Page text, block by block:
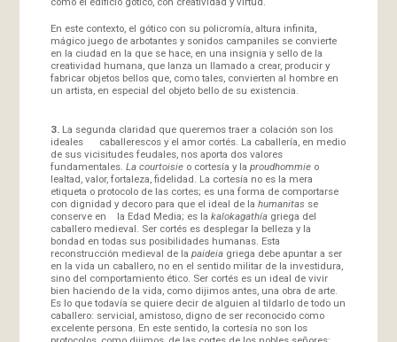
En este contexto, el gótico con su policromía, altura infinita,
mágico juego de arbotantes y sonidos campaniles se convierte
en la ciudad en la que se hace, en una insignia y sello de la
creatividad humana, que lanza un llamado a crear, producir y
fabricar objetos bellos que, como tales, convierten al hombre en
un artista, en especial del objeto bello de su existencia.
3. La segunda claridad que queremos traer a colación son los
ideales caballerescos y el amor cortés. La caballería, en medio
de sus vicisitudes feudales, nos aporta dos valores
fundamentales. La courtoisieo cortesía y la proudhommie o
lealtad, valor, fortaleza, fidelidad. La cortesía no es la mera
etiqueta o protocolo de las cortes; es una forma de comportarse
con dignidad y decoro para que el ideal de la humanitas se
conserve en la Edad Media; es la kalokagathía griega del
caballero medieval. Ser cortés es desplegar la belleza y la
bondad en todas sus posibilidades humanas. Esta
reconstrucción medieval de la paideia griega debe apuntar a ser
en la vida un caballero, no en el sentido militar de la investidura,
sino del comportamiento ético. Ser cortés es un ideal de vivir
bien haciendo de la vida, como dijimos antes, una obra de arte.
Es lo que todavía se quiere decir de alguien al tildarlo de todo un
caballero: servicial, amistoso, digno de ser reconocido como
excelente persona. En este sentido, la cortesía no son los